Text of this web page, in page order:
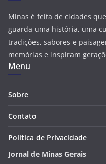
Minas é feita de cidades
guarda uma história, uma
tradições, sabores e
memórias e inspiram
Menu
Sobre
Contato
Política de Privacidade
Jornal de Minas Gerais